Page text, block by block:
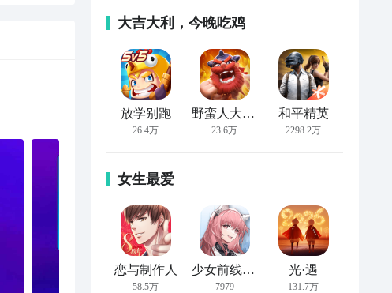
大吉大利，今晚吃鸡
放学别跑
26.4万
野蛮人大作战
23.6万
和平精英
2298.2万
女生最爱
恋与制作人
58.5万
少女前线：云图计划
7979
光·遇
131.7万